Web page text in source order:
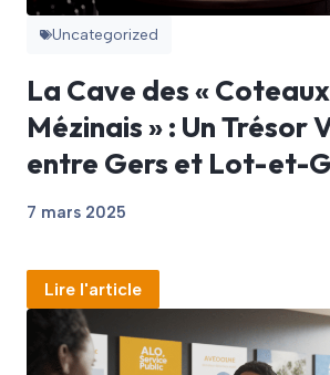
Uncategorized
La Cave des «
Mézinais » : Un Trésor
entre Gers et Lot-et-
7 mars 2025
Lire l'article